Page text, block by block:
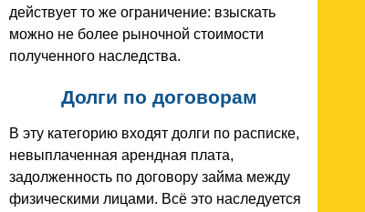
действует то же ограничение: взыскать
можно не более рыночной стоимости
полученного наследства.
Долги по договорам
В эту категорию входят долги по расписке,
невыплаченная арендная плата,
задолженность по договору займа между
физическими лицами. Всё это наследуется